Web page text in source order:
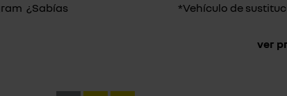
¿Sabías
*Vehículo de
ver